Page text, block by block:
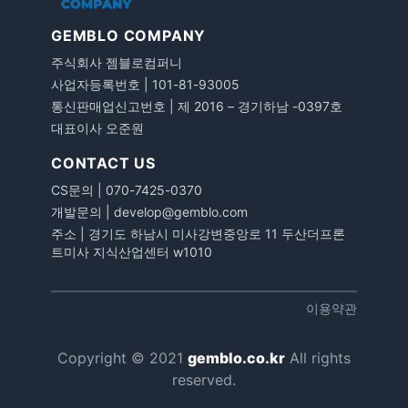
GEMBLO COMPANY
주식회사 젬블로컴퍼니
사업자등록번호 | 101-81-93005
통신판매업신고번호 | 제 2016 – 경기하남 -0397호
대표이사 오준원
CONTACT US
CS문의 | 070-7425-0370
개발문의 | develop@gemblo.com
주소 | 경기도 하남시 미사강변중앙로 11 두산더프론
트미사 지식산업센터 w1010
이용약관
Copyright © 2021 gemblo.co.kr All rights
reserved.